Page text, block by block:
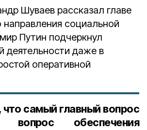
Шуваев рассказал главе
направления социальной
Путин подчеркнул
деятельности даже в
оперативной
самый главный вопрос
обеспечения